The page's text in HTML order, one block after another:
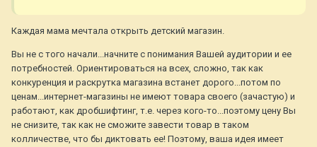
Каждая мама мечтала открыть детский магазин.
Вы не с того начали...начните с понимания Вашей аудитории и ее
потребностей. Ориентироваться на всех, сложно, так как
конкуренция и раскрутка магазина встанет дорого...потом по
ценам...интернет-магазины не имеют товара своего (зачастую) и
работают, как дробшифтинг, т.е. через кого-то...поэтому цену Вы
не снизите, так как не сможите завести товар в таком
колличестве, что бы диктовать ее! Поэтому, ваша идея имеет